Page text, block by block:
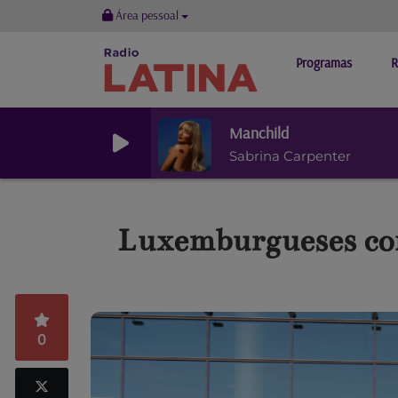
Área pessoal
Programas
Manchild
Sabrina Carpenter
Luxemburgueses
0